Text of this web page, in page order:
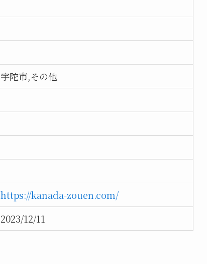
宇陀市,その他
https://kanada-zouen.com/
2023/12/11